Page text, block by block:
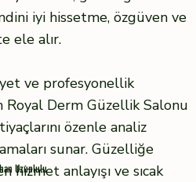
iyi hissetme, özgüven ve
ele alır.
ve profesyonellik
Derm Güzellik Salonu
özenle analiz
sunar. Güzelliğe
anlayışı ve sıcak
Uzunlulu